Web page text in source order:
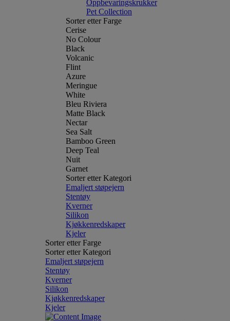
Oppbevaringskrukker
Pet Collection
Sorter etter Farge
Cerise
No Colour
Black
Volcanic
Flint
Azure
Meringue
White
Bleu Riviera
Matte Black
Nectar
Sea Salt
Bamboo Green
Deep Teal
Nuit
Garnet
Sorter etter Kategori
Emaljert støpejern
Stentøy
Kverner
Silikon
Kjøkkenredskaper
Kjeler
Sorter etter Farge
Sorter etter Kategori
Emaljert støpejern
Stentøy
Kverner
Silikon
Kjøkkenredskaper
Kjeler